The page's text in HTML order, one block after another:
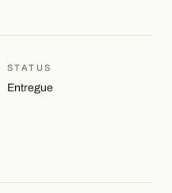
STATUS
Entregue